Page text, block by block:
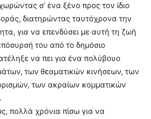
σ’ ένα ξένο προς τον ίδιο
διατηρώντας ταυτόχρονα την
για να επενδύσει με αυτή τη ζωή
του από το δημόσιο
να πει για ένα πολύβουο
των θεαματικών κινήσεων, των
των ακραίων κομματικών
πολλά χρόνια πίσω για να